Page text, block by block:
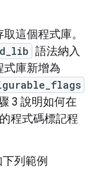
這個程式庫。
語法納入
式庫新增為
3 說明如何在
程式碼標記程
列範例